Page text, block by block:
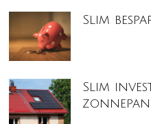
Slim
Slim